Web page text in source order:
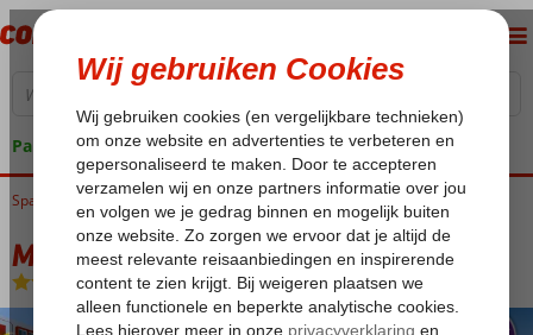
Pakketgarantie
Home
Spanje Balearen Ibiza Santa Eulalia Mongibello Ibiza
Mongibello Ibiza
Logies en ontbijt-Hotel